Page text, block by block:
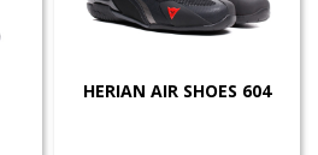
HERIAN AIR SHOES 604